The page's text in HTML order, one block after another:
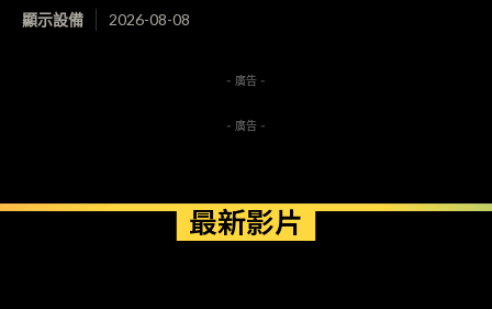
顯示設備 2026-08-08
- 廣告 -
- 廣告 -
最新影片